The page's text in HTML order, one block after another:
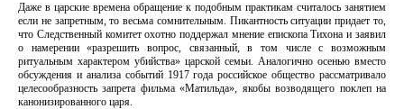
Даже в царские времена обращение к подобным практикам считалось занятием
если не запретным, то весьма сомнительным. Пикантность ситуации придает то,
что Следственный комитет охотно поддержал мнение епископа Тихона и заявил
о намерении «разрешить вопрос, связанный, в том числе с возможным
ритуальным характером убийства» царской семьи. Аналогично осенью вместо
обсуждения и анализа событий 1917 года российское общество рассматривало
целесообразность запрета фильма «Матильда», якобы возводящего поклеп на
канонизированного царя.